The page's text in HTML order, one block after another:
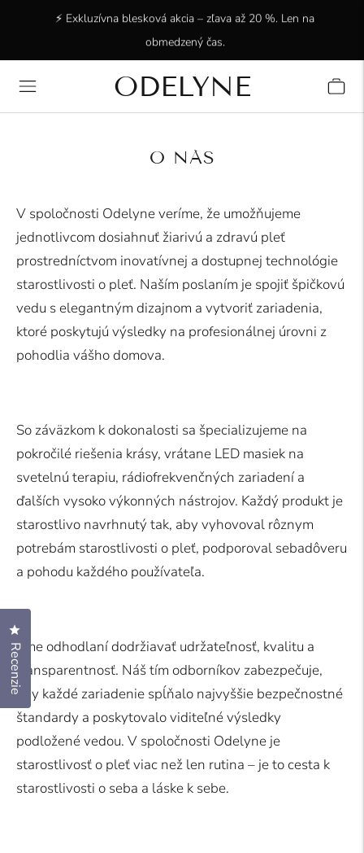
✨ +15 000 spokojných zákazníkov! Ďakujeme, že ste s
⚡ Exkluzívna blesková akcia – zľava až 20 %. Len na
obmedzený čas.
ODELYNE
O NÁS
V spoločnosti Odelyneveríme, že umožňujeme
jednotlivcom dosiahnuť žiarivú a zdravú pleť
prostredníctvom inovatívnej a dostupnej technológie
starostlivosti o pleť. Naším poslaním je spojiť špičkovú
vedu s elegantným dizajnom a vytvoriť zariadenia,
ktoré poskytujú výsledky na profesionálnej úrovni z
pohodlia vášho domova.
So záväzkom k dokonalosti sa špecializujeme na
pokročilé riešenia krásy, vrátane LED masiek na
svetelnú terapiu, rádiofrekvenčných zariadenía
ďalších vysoko výkonných nástrojov. Každý produkt je
starostlivo navrhnutý tak, aby vyhovoval rôznym
potrebám starostlivosti o pleť, podporoval sebadôveru
a pohodu každého používateľa.
Sme odhodlaní dodržiavať udržateľnosť, kvalitu a
transparentnosť. Náš tím odborníkov zabezpečuje,
aby každé zariadenie spĺňalo najvyššie bezpečnostné
štandardy a poskytovalo viditeľné výsledky
podložené vedou. V spoločnosti Odelyne je
starostlivosť o pleť viac než len rutina – je to cesta k
starostlivosti o seba a láske k sebe.
Recenzie
Kliknutím otvoríte dialóg s recenziami